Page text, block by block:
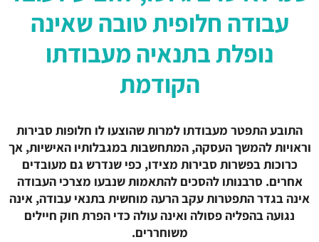
עבודה חלופית טובה שאינה
נופלת בתנאיה מעבודתו
הקודמת
התובע התפטר מעבודתו למרות שהוצעו לו חלופות סבירות
וראויות להמשך העסקה, המתחשבות במגבלותיו האישיות, אך
כרוכות בפשרות סבירות מצידו, כפי שנדרש גם מעובדים
אחרים. סרבנותו להסכים להתאמות שנבעו מצרכי העבודה
אינה בגדר התפטרות עקב הרעה מוחשית בתנאי עבודה, אינה
נגועה בהפליה פסולה ואינה עולה כדי הפרת חוק חיילים
משוחררים.